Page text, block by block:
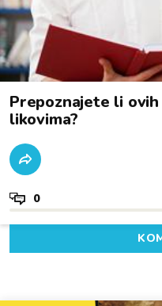
Prepoznajete li
likovima?
0